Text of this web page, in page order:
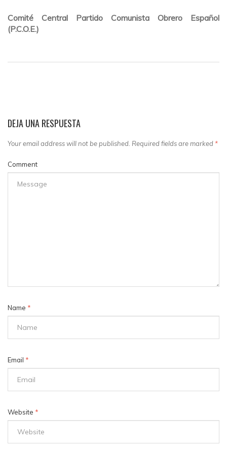
Comité Central Partido Comunista Obrero Español
(P.C.O.E.)
DEJA UNA RESPUESTA
Your email address will not be published. Required fields are marked *
Comment
Name *
Email *
Website *